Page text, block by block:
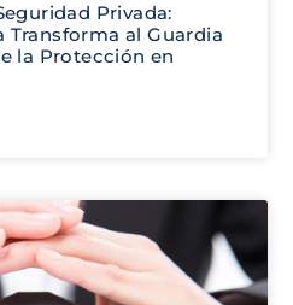
Privada:
Transforma al Guardia
la Protección en